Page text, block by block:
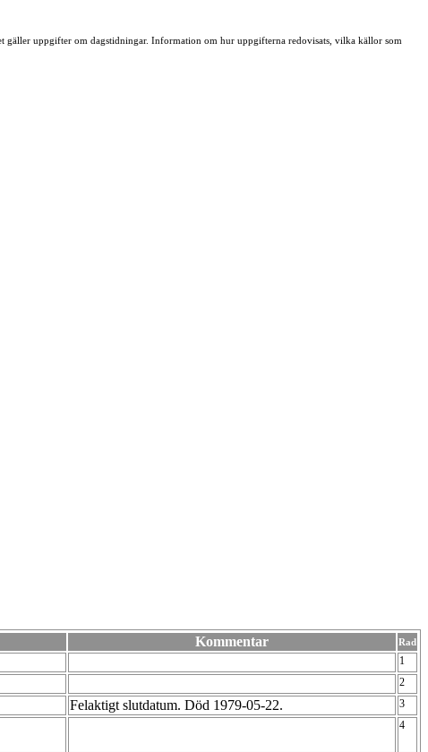
gäller uppgifter om dagstidningar. Information om hur uppgifterna redovisats, vilka källor som
Kommentar Rad
1
2
Felaktigt slutdatum. Död 1979-05-22. 3
4